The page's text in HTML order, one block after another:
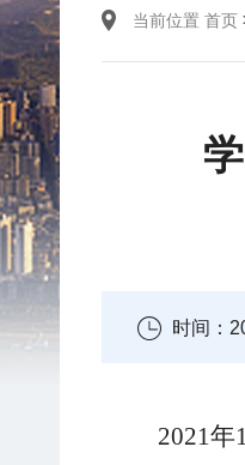
当前位置 首页
时间：
2021